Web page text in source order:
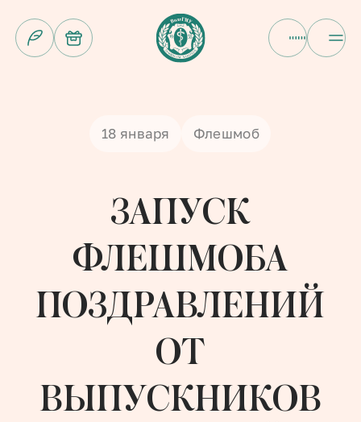
Sound
18 января Флешмоб
ЗАПУСК
ФЛЕШМОБА
ПОЗДРАВЛЕНИЙ
ОТ
ВЫПУСКНИКОВ